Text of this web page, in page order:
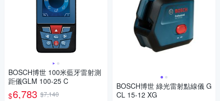
BOSCH博世 100米藍牙雷射測
距儀GLM 100-25 C
$6,783 $7,140
BOSCH博世 綠光雷射點線儀 G
CL 15-12 XG